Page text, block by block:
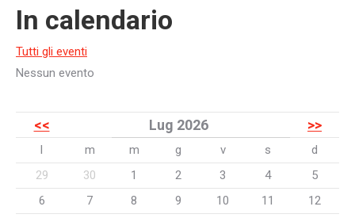
In calendario
Tutti gli eventi
Nessun evento
<< Lug 2026 >>
l m m g v s
d
29
30 1 2 3 4
5
6
7 8 9 10 11
12